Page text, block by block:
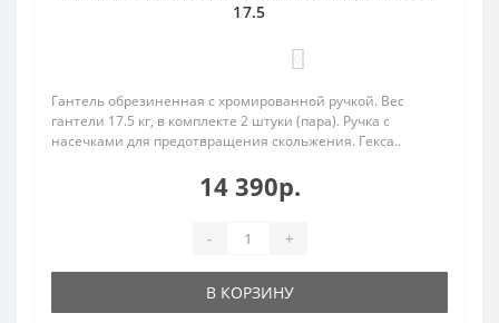
17.5
Гантель обрезиненная с хромированной ручкой. Вес
гантели 17.5 кг, в комплекте 2 штуки (пара). Ручка с
насечками для предотвращения скольжения. Гекса..
14 390р.
- +
В КОРЗИНУ